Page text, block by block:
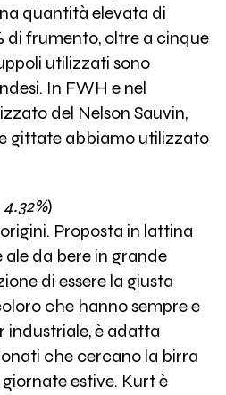
quantità elevata di
di frumento, oltre a cinque
utilizzati sono
In FWH e nel
del Nelson Sauvin,
gittate abbiamo utilizzato
)
Proposta in lattina
ale da bere in grande
di essere la giusta
che hanno sempre e
industriale, è adatta
che cercano la birra
estive. Kurt è